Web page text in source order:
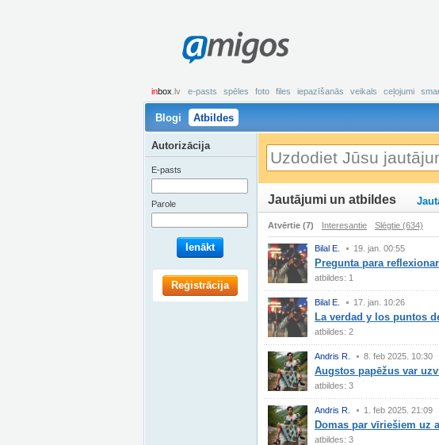
amigos
inbox .lv e-pasts spēles foto files iepazīšanās veikals ceļojumi
Blogi Atbildes
Jautājumi un atbildes
Atvērtie (7) Interesantie Slēgtie (634)
Bilal E. 19. jan. 00:55
Pregunta para reflexionar
atbildes: 1
Bilal E. 17. jan. 10:26
La verdad y los puntos
atbildes: 2
Andris R. 8. feb 2025. 10:30
Augstos papēžus var
atbildes: 3
Andris R. 1. feb 2025. 21:09
Domas par vīriešiem uz
atbildes: 3
Autorizācija
E-pasts
Parole
Ienākt
Reģistrācija